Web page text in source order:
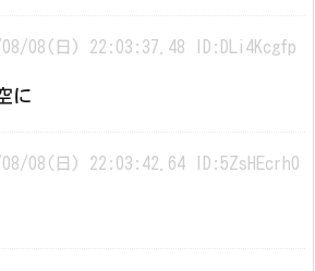
08/08(日) 22:03:37.48 ID:DLi4Kcgfp
に
08/08(日) 22:03:42.64 ID:5ZsHEcrh0